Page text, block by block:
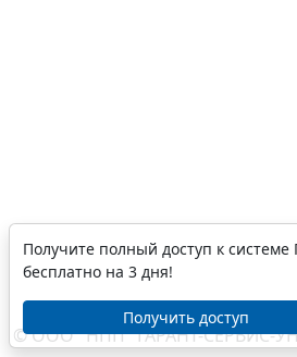
© ООО "НПП "ГАРАНТ-СЕРВИС-
Получите полный доступ к системе
бесплатно на 3 дня!
Получить доступ